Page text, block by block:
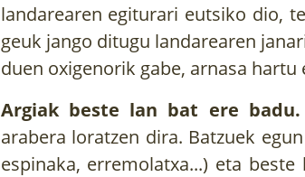
landarearen egiturari eutsiko dio,
geuk jango ditugu landarearen
duen oxigenorik gabe, arnasa hartu
Argiak beste lan bat ere badu.
arabera loratzen dira. Batzuek
espinaka, erremolatxa...) eta